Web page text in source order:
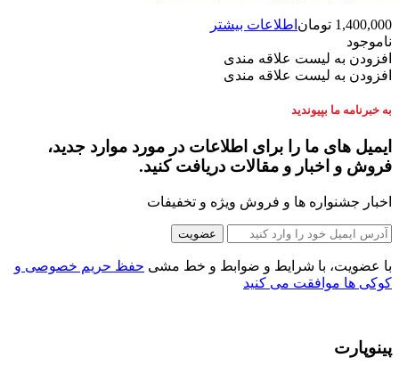
1,400,000 تومان اطلاعات بیشتر
ناموجود
افزودن به لیست علاقه مندی
افزودن به لیست علاقه مندی
به خبرنامه ما بپیوندید
ایمیل های ما را برای اطلاعات در مورد موارد جدید،
فروش و اخبار و مقالات دریافت کنید.
اخبار جشنواره ها و فروش ویژه و تخفیفات
عضویت
با عضویت، با شرایط و ضوابط و خط مشی حفظ حریم خصوصی و
کوکی ها موافقت می کنید
پینوپارت